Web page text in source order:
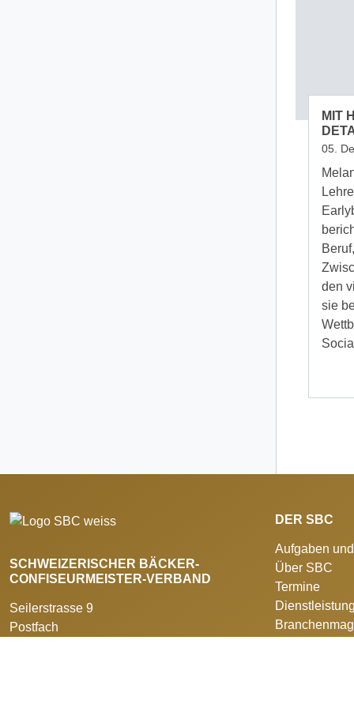
MIT
05.
den
sie
SCHWEIZERISCHER BÄCKER-
CONFISEURMEISTER-VERBAND
Seilerstrasse 9
Postfach
DER SBC
Aufgaben
Über SBC
Termine